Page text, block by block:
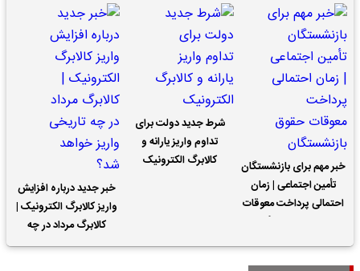
خبر مهم برای بازنشستگان
تأمین اجتماعی | زمان
احتمالی پرداخت معوقات
شرط جدید دولت برای
تداوم واریز یارانه و
کالابرگ الکترونیک
خبر جدید درباره افزایش
واریز کالابرگ الکترونیک |
کالابرگ مرداد در چه
تاریخی واریز خواهد شد؟